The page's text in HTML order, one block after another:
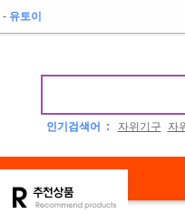
- 유토이
인기검색어 : 자위기구 자